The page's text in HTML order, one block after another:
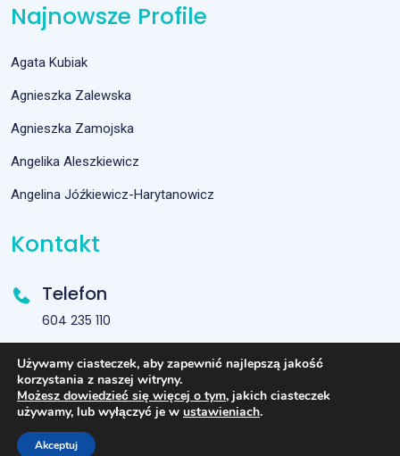
Najnowsze Profile
Agata Kubiak
Agnieszka Zalewska
Agnieszka Zamojska
Angelika Aleszkiewicz
Angelina Jóźkiewicz-Harytanowicz
Kontakt
Telefon
604 235 110
Email
dermaprof.ilona@gmail.com
Używamy ciasteczek, aby zapewnić najlepszą jakość
korzystania z naszej witryny.
Możesz dowiedzieć się więcej o tym, jakich ciasteczek
używamy, lub wyłączyć je w ustawieniach.
Akceptuj